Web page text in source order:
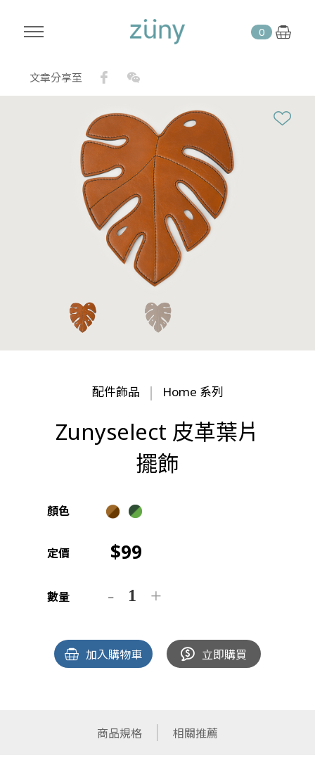
0
文章分享至 Facebook
配件飾品 Home 系列
Zunyselect 皮革葉片
擺飾
顏色
定價 99
數量
加入購物車 立即購買
商品規格 相關推薦